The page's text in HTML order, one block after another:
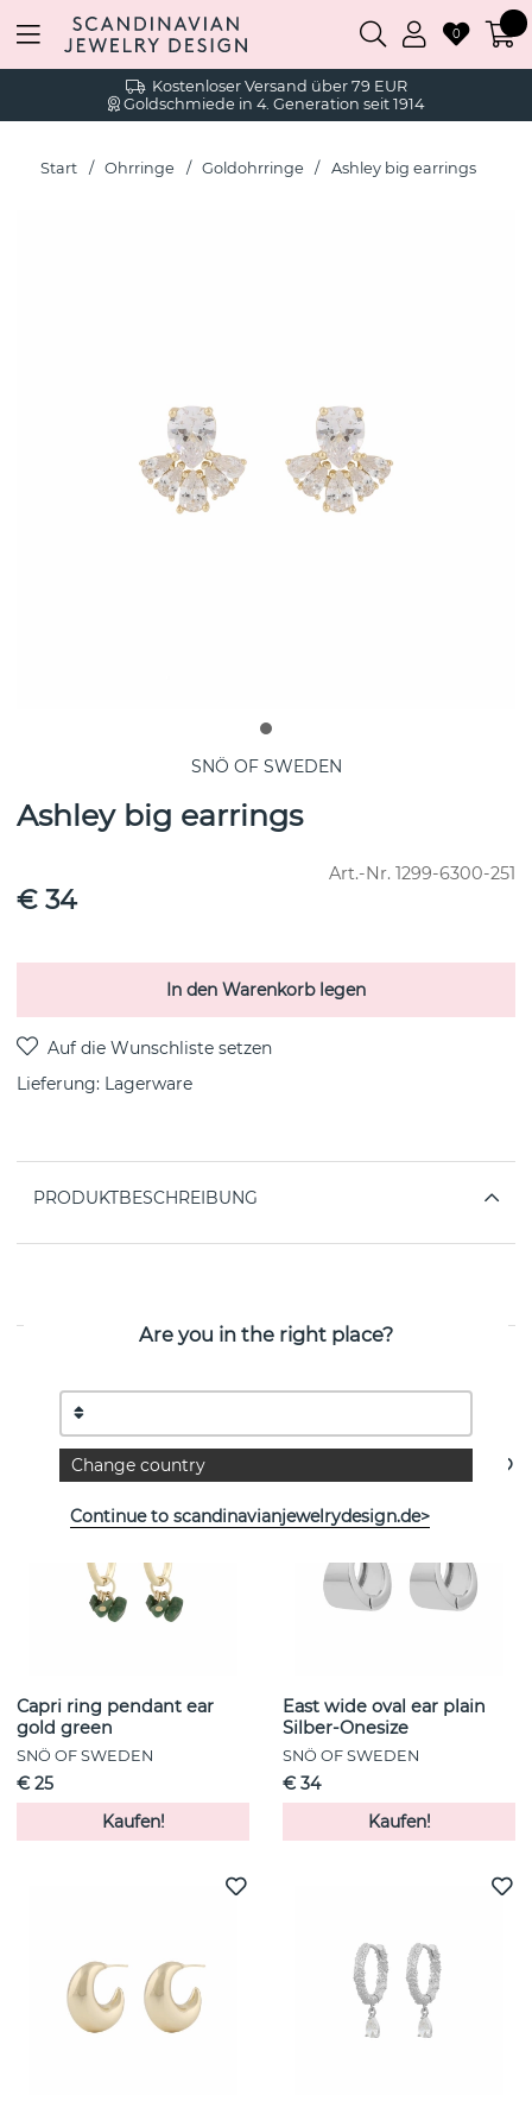
Kostenloser Versand über 79 EUR
Goldschmiede in 4. Generation seit 1914
0
Start Ohrringe Goldohrringe Ashley big earrings
SNÖ OF SWEDEN
Ashley big earrings
Art.-Nr. 1299-6300-251
€ 34
In den Warenkorb legen
Lieferung: Lagerware
PRODUKTBESCHREIBUNG
Capri ring pendant ear
gold green
SNÖ OF SWEDEN
€ 25
Kaufen!
East wide oval ear plain
Silber-Onesize
SNÖ OF SWEDEN
€ 34
Kaufen!
Are you in the right place?
Change country
Continue to scandinavianjewelrydesign.de>